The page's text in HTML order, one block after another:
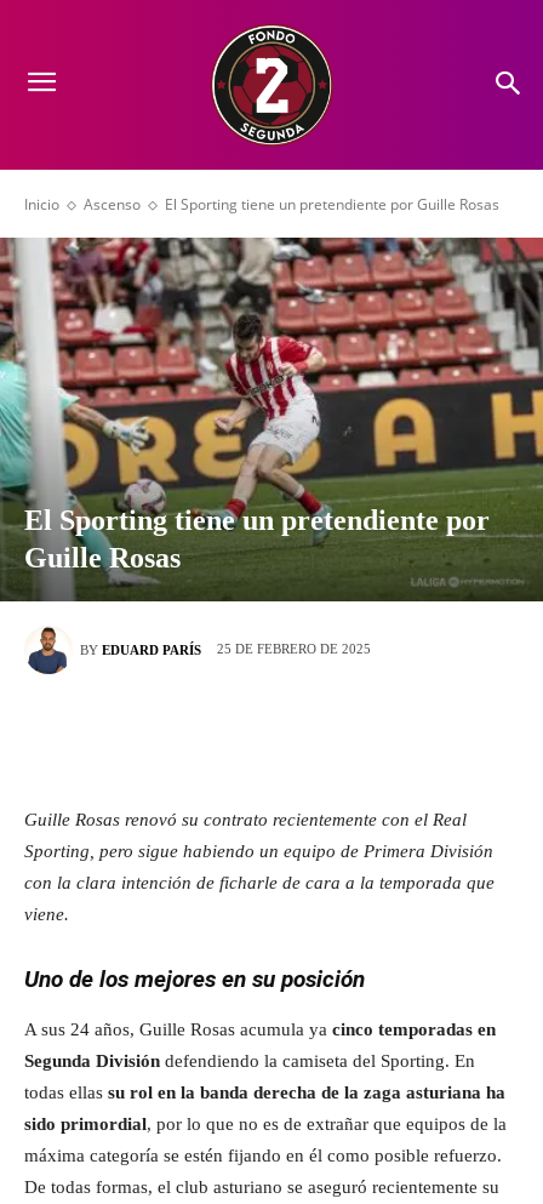
Inicio Ascenso El Sporting tiene un pretendiente por Guille Rosas
El Sporting tiene un pretendiente por
Guille Rosas
BY EDUARD PARÍS 25 DE FEBRERO DE 2025
Guille Rosas renovó su contrato recientemente con el Real
Sporting, pero sigue habiendo un equipo de Primera División
con la clara intención de ficharle de cara a la temporada que
viene.
Uno de los mejores en su posición
A sus 24 años, Guille Rosas acumula ya cinco temporadas en
Segunda División defendiendo la camiseta del Sporting. En
todas ellas su rol en la banda derecha de la zaga asturiana ha
sido primordial, por lo que no es de extrañar que equipos de la
máxima categoría se estén fijando en él como posible refuerzo.
De todas formas, el club asturiano se aseguró recientemente su